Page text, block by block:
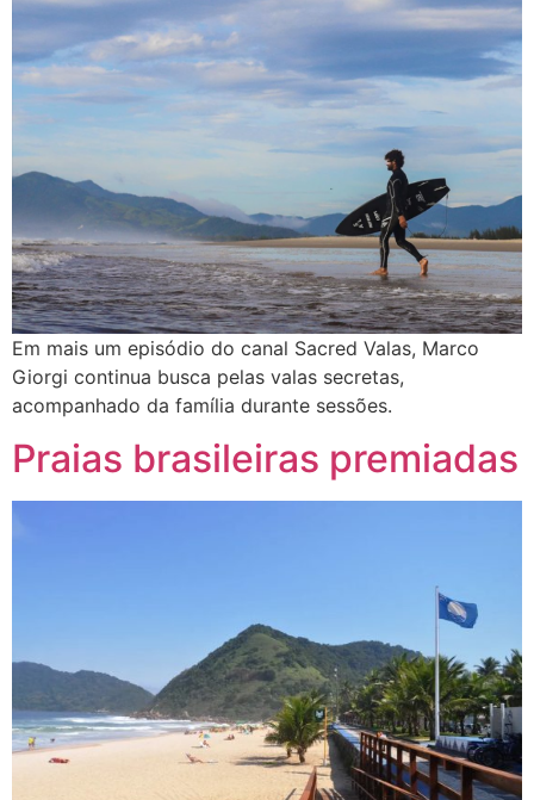
Em mais um episódio do canal Sacred Valas, Marco
Giorgi continua busca pelas valas secretas,
acompanhado da família durante sessões.
Praias brasileiras premiadas